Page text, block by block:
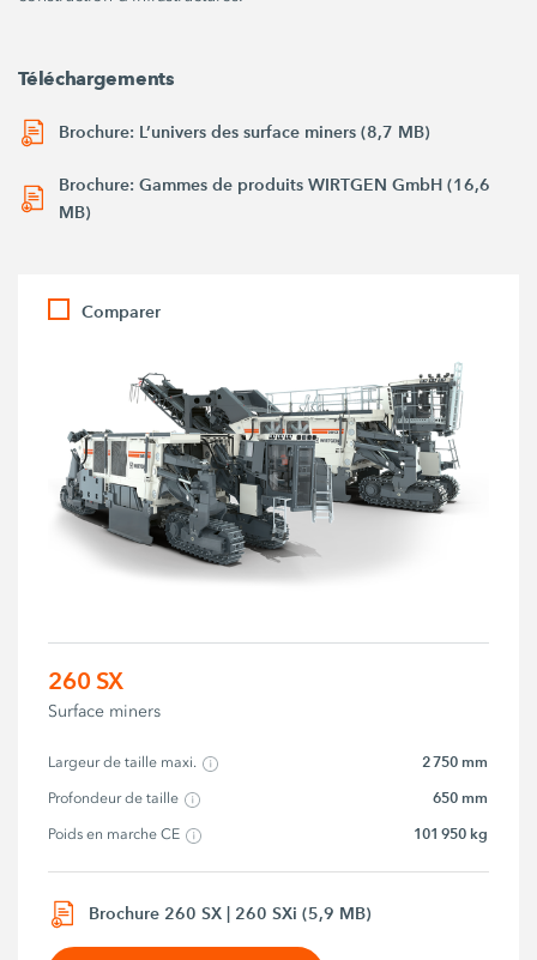
Téléchargements
Brochure: L’univers des surface miners (8,7 MB)
Brochure: Gammes de produits WIRTGEN GmbH (16,6
MB)
Comparer
260 SX
Surface miners
Largeur de taille maxi. 2 750 mm
Profondeur de taille 650 mm
Poids en marche CE 101 950 kg
Brochure 260 SX | 260 SXi (5,9 MB)